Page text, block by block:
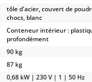
tôle d'acier, couvert de
chocs, blanc
Conteneur intérieur :
profondément
90 kg
87 kg
0,68 kW | 230 V | 1 | 50 Hz